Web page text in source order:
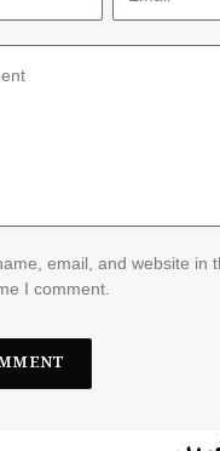
email, and website in
I comment.